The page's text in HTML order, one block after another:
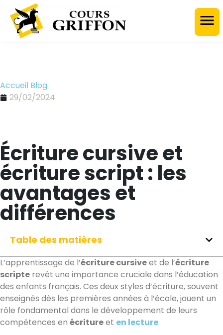
Accueil Blog
29/02/2024
Écriture cursive et
écriture script : les
avantages et
différences
Table des matières
L’apprentissage de l’écriture cursiveet de l’écriture
scripte revêt une importance cruciale dans l’éducation
des enfants français. Ces deux styles d’écriture, souvent
enseignés dès les premières années à l’école, jouent un
rôle fondamental dans le développement de leurs
compétences en écritureet en lecture.